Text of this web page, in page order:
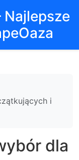
Najlepsze
i
dla